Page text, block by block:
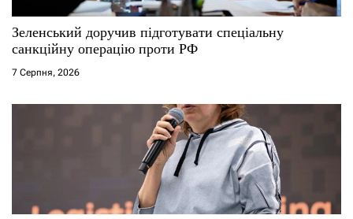
Зеленський доручив підготувати спеціальну
санкційну операцію проти РФ
7 Серпня, 2026